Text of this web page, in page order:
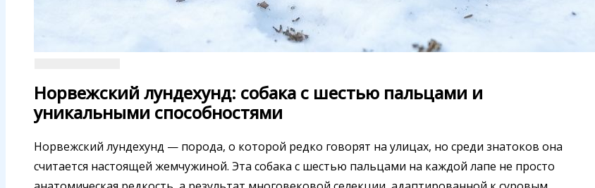
Норвежский лундехунд: собака с шестью пальцами и
уникальными способностями
Норвежский лундехунд — порода, о которой редко говорят на улицах, но среди знатоков она
считается настоящей жемчужиной. Эта собака с шестью пальцами на каждой лапе не просто